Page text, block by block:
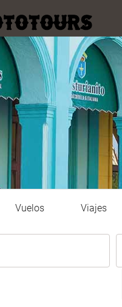
Vuelos Viajes